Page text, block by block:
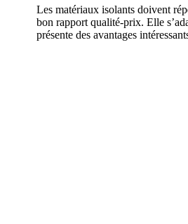
Les matériaux isolants doivent
bon rapport qualité-prix. Elle
présente des avantages